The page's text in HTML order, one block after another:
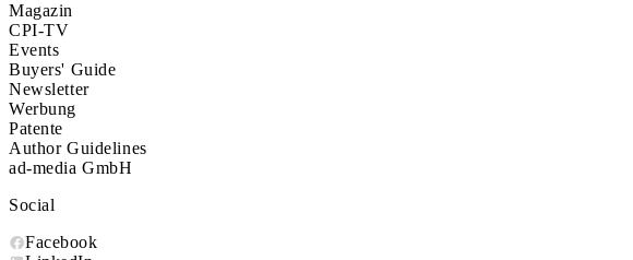
Magazin
CPI-TV
Events
Buyers' Guide
Newsletter
Werbung
Patente
Author Guidelines
ad-media GmbH
Social
Facebook